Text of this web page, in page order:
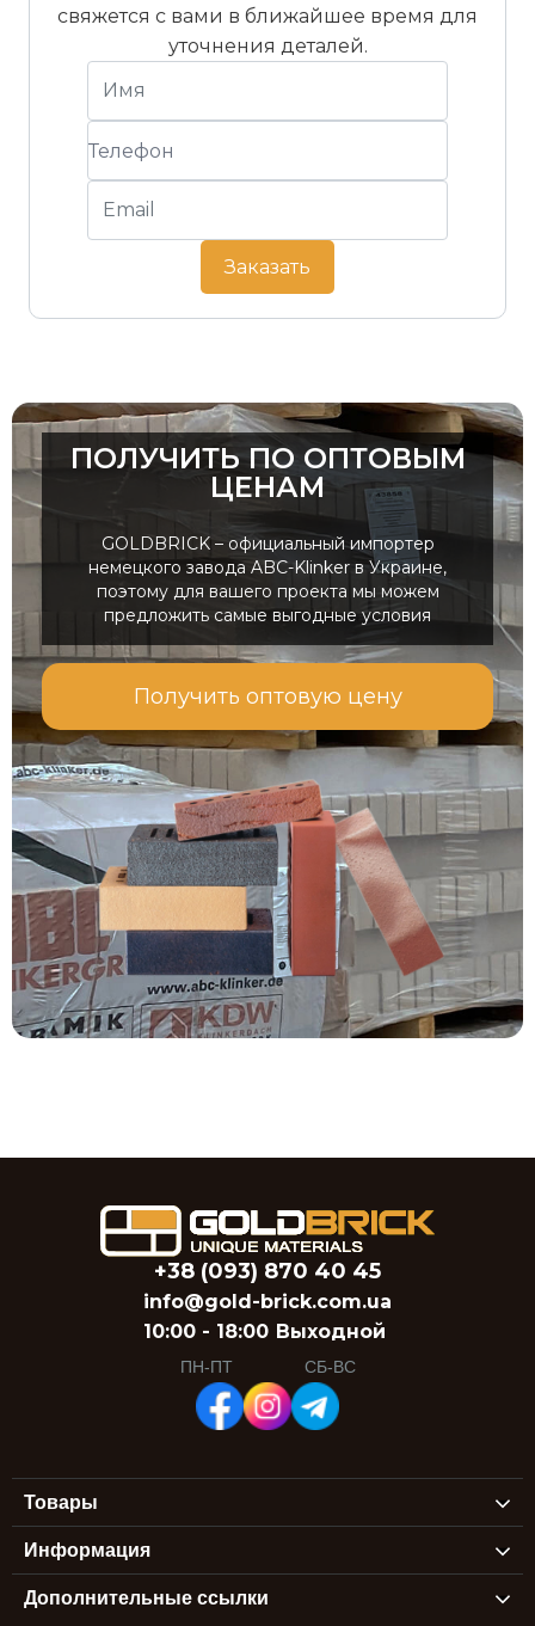
свяжется с вами в ближайшее время для
уточнения деталей.
Заказать
ПОЛУЧИТЬ ПО ОПТОВЫМ
ЦЕНАМ
GOLDBRICK – официальный импортер
немецкого завода ABC-Klinker в Украине,
поэтому для вашего проекта мы можем
предложить самые выгодные условия
Получить оптовую цену
+38 (093) 870 40 45
info@gold-brick.com.ua
10:00 - 18:00
ПН-ПТ
Выходной
СБ-ВС
Товары
Информация
Дополнительные ссылки